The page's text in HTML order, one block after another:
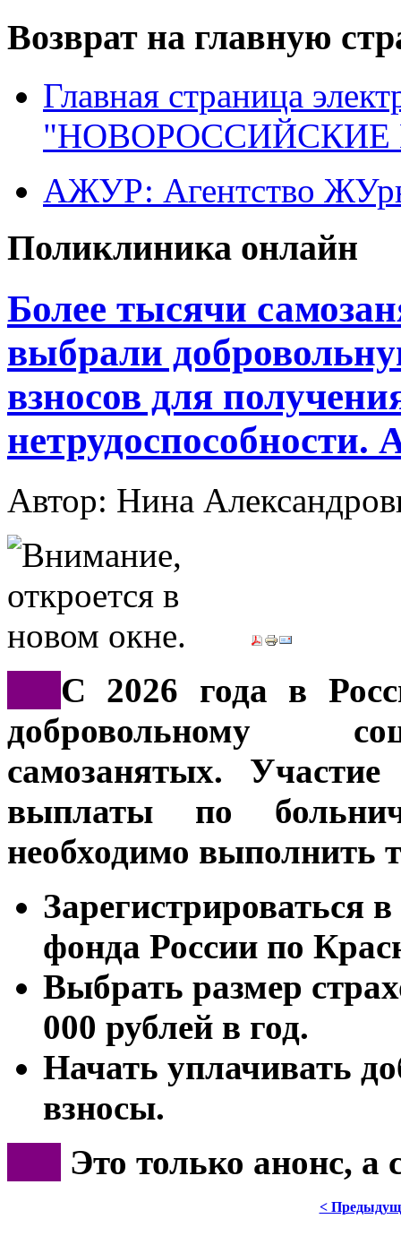
Возврат на главную
Главная страница
"НОВОРОССИЙСКИЕ
АЖУР: Агентство
Поликлиника онлайн
Более тысячи
выбрали
взносов для
нетрудоспособности.
Автор: Нина
С 2026 года в
добровольному
самозанятых.
выплаты по
необходимо выполнить
Зарегистрироваться
фонда России по
Выбрать размер
000 рублей в год.
Начать уплачивать
взносы.
Это только анонс, а
<